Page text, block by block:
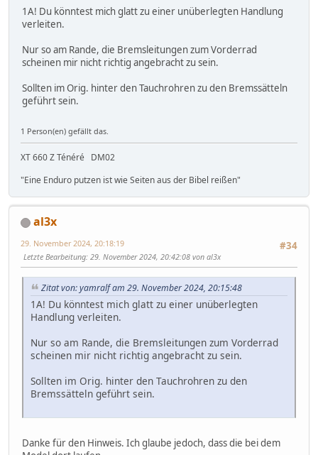
1A! Du könntest mich glatt zu einer unüberlegten Handlung
verleiten.
Nur so am Rande, die Bremsleitungen zum Vorderrad
scheinen mir nicht richtig angebracht zu sein.
Sollten im Orig. hinter den Tauchrohren zu den Bremssätteln
geführt sein.
1 Person(en) gefällt das.
XT 660 Z Ténéré DM02
"Eine Enduro putzen ist wie Seiten aus der Bibel reißen"
al3x
#34
29. November 2024, 20:18:19
Letzte Bearbeitung: 29. November 2024, 20:42:08 von al3x
Zitat von: yamralf am 29. November 2024, 20:15:48
1A! Du könntest mich glatt zu einer unüberlegten
Handlung verleiten.
Nur so am Rande, die Bremsleitungen zum Vorderrad
scheinen mir nicht richtig angebracht zu sein.
Sollten im Orig. hinter den Tauchrohren zu den
Bremssätteln geführt sein.
Danke für den Hinweis. Ich glaube jedoch, dass die bei dem